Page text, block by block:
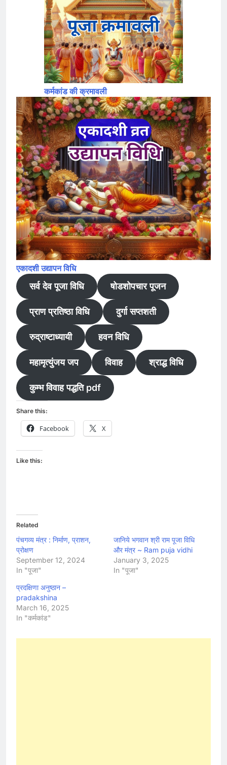
कर्मकांड की क्रमावली
एकादशी उद्यापन विधि
सर्व देव पूजा विधि षोडशोपचार पूजन
प्राण प्रतिष्ठा विधि दुर्गा सप्तशती
रुद्राष्टाध्यायी हवन विधि
महामृत्युंजय जप विवाह श्राद्ध विधि
कुम्भ विवाह पद्धति pdf
Share this:
Facebook X
Like this:
Related
पंचगव्य मंत्र : निर्माण, प्राशन,
प्रोक्षण
September 12, 2024
In "पूजा"
जानिये भगवान श्री राम पूजा विधि
और मंत्र ~ Ram puja vidhi
January 3, 2025
In "पूजा"
प्रदक्षिणा अनुष्ठान –
pradakshina
March 16, 2025
In "कर्मकांड"